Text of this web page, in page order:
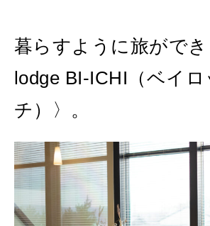
暮らすように旅がで
lodge BI-ICHI（ベイロ
チ）〉。